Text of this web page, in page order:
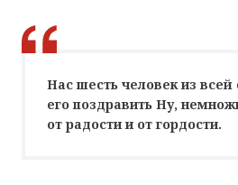
Нас шесть человек из
его поздравить Ну,
от радости и от гордости.